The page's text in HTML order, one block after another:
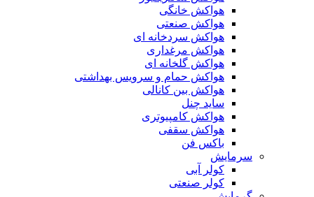
هواکش خانگی
هواکش صنعتی
هواکش سردخانه ای
هواکش مرغداری
هواکش گلخانه ای
هواکش حمام و سرویس بهداشتی
هواکش بین کانالی
ساید چنل
هواکش کامپیوتری
هواکش سقفی
باکس فن
سرمایش
کولر آبی
کولر صنعتی